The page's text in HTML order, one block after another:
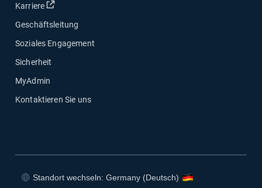
Karriere
In neuem Fenster öffnen
Geschäftsleitung
Soziales Engagement
Sicherheit
MyAdmin
Kontaktieren Sie uns
Standort wechseln: Germany (Deutsch)